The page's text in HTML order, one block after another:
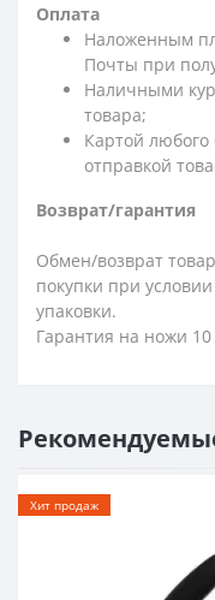
Оплата
Наложенным
Почты при
Наличными
товара;
Картой любого
отправкой
Возврат/гарантия
Обмен/возврат
покупки при
упаковки.
Гарантия на ножи 10
Хит продаж